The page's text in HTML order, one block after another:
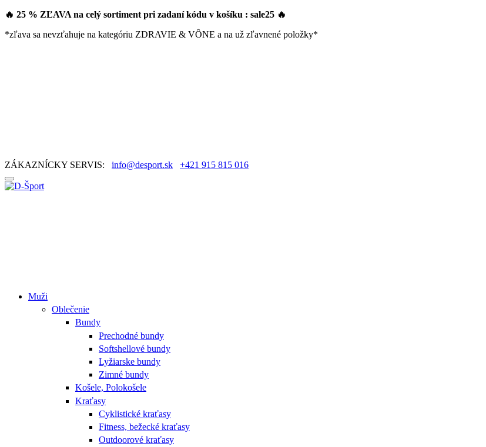
🔥 25 % ZĽAVA na celý sortiment pri zadaní kódu v košíku : sale25 🔥
*zľava sa nevzťahuje na kategóriu ZDRAVIE & VÔNE a na už zľavnené položky*
ZÁKAZNÍCKY SERVIS: info@desport.sk +421 915 815 016
Muži
Oblečenie
Bundy
Prechodné bundy
Softshellové bundy
Lyžiarske bundy
Zimné bundy
Košele, Polokošele
Kraťasy
Cyklistické kraťasy
Fitness, bežecké kraťasy
Outdoorové kraťasy